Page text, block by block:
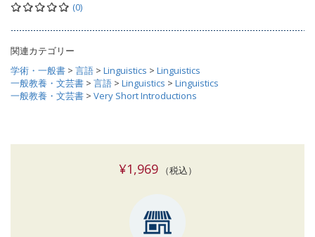
(0)
関連カテゴリー
学術・一般書 > 言語 > Linguistics > Linguistics
一般教養・文芸書 > 言語 > Linguistics > Linguistics
一般教養・文芸書 > Very Short Introductions
¥1,969（税込）